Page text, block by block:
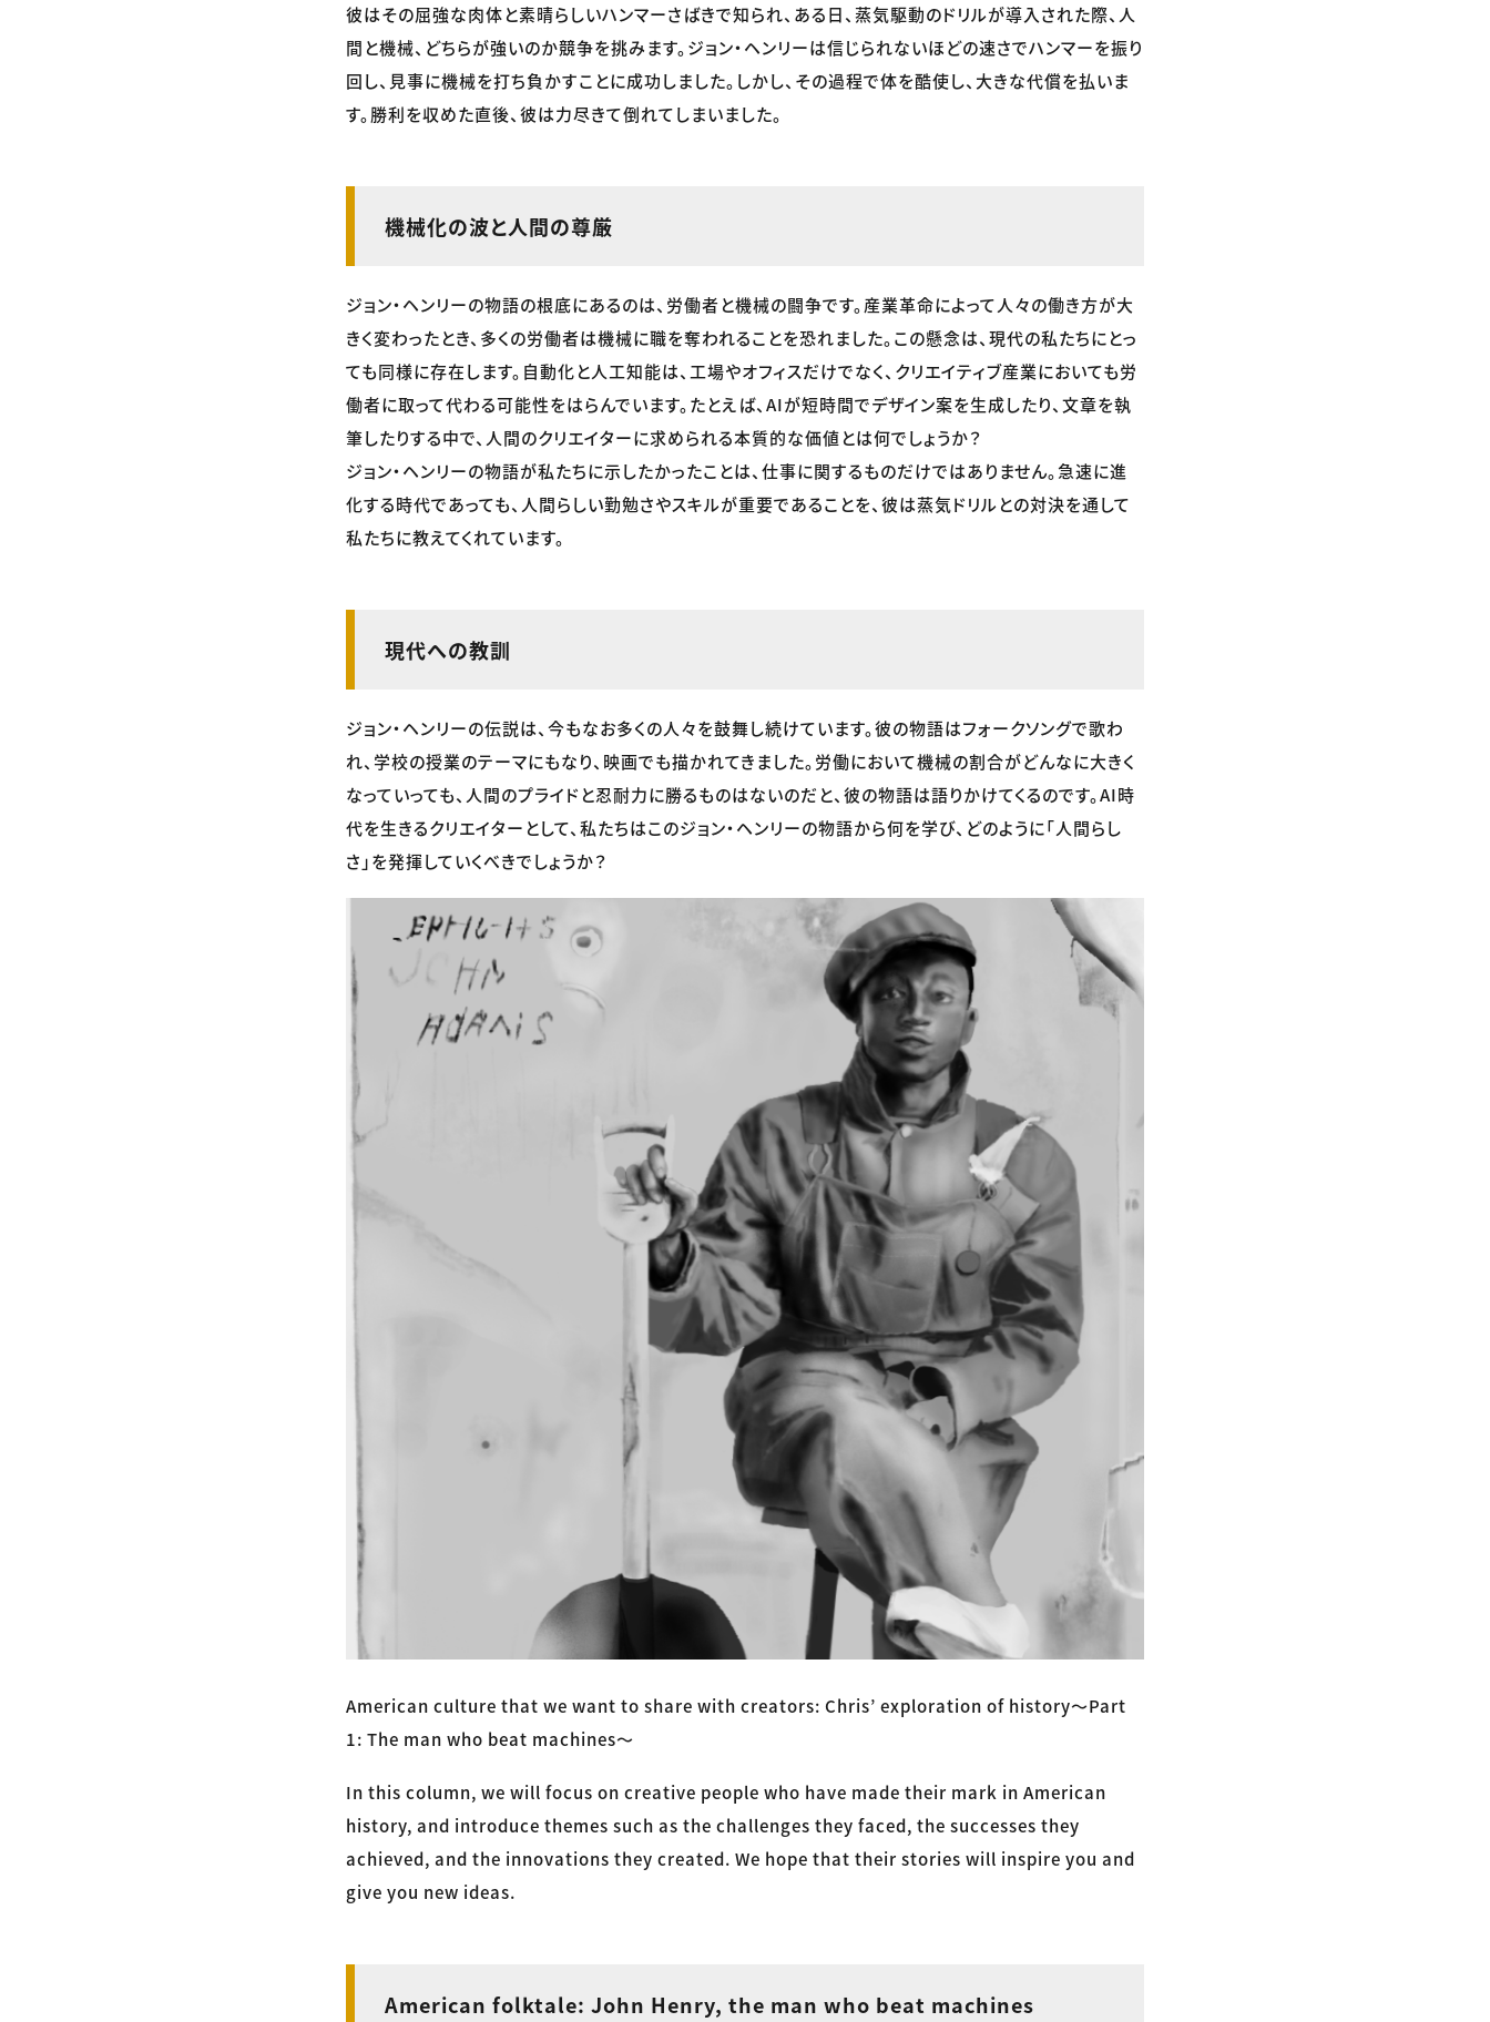
彼はその屈強な肉体と素晴らしいハンマーさばきで知られ、ある日、蒸気駆動のドリルが導入された際、人
間と機械、どちらが強いのか競争を挑みます。ジョン・ヘンリーは信じられないほどの速さでハンマーを振り
回し、見事に機械を打ち負かすことに成功しました。しかし、その過程で体を酷使し、大きな代償を払いま
す。勝利を収めた直後、彼は力尽きて倒れてしまいました。
機械化の波と人間の尊厳
ジョン・ヘンリーの物語の根底にあるのは、労働者と機械の闘争です。産業革命によって人々の働き方が大
きく変わったとき、多くの労働者は機械に職を奪われることを恐れました。この懸念は、現代の私たちにとっ
ても同様に存在します。自動化と人工知能は、工場やオフィスだけでなく、クリエイティブ産業においても労
働者に取って代わる可能性をはらんでいます。たとえば、AIが短時間でデザイン案を生成したり、文章を執
筆したりする中で、人間のクリエイターに求められる本質的な価値とは何でしょうか？
ジョン・ヘンリーの物語が私たちに示したかったことは、仕事に関するものだけではありません。急速に進
化する時代であっても、人間らしい勤勉さやスキルが重要であることを、彼は蒸気ドリルとの対決を通して
私たちに教えてくれています。
現代への教訓
ジョン・ヘンリーの伝説は、今もなお多くの人々を鼓舞し続けています。彼の物語はフォークソングで歌わ
れ、学校の授業のテーマにもなり、映画でも描かれてきました。労働において機械の割合がどんなに大きく
なっていっても、人間のプライドと忍耐力に勝るものはないのだと、彼の物語は語りかけてくるのです。AI時
代を生きるクリエイターとして、私たちはこのジョン・ヘンリーの物語から何を学び、どのように「人間らし
さ」を発揮していくべきでしょうか？
American culture that we want to share with creators: Chris’ exploration of history〜Part
1: The man who beat machines〜
In this column, we will focus on creative people who have made their mark in American
history, and introduce themes such as the challenges they faced, the successes they
achieved, and the innovations they created. We hope that their stories will inspire you and
give you new ideas.
American folktale: John Henry, the man who beat machines